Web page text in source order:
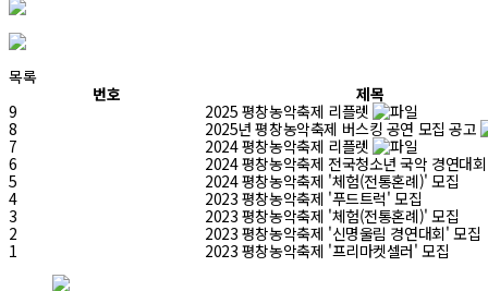
목록
번호
제목
9
2025 평창농악축제 리플렛
8
2025년 평창농악축제 버스킹 공연 모집 공고
7
2024 평창농악축제 리플렛
6
2024 평창농악축제 전국청소년 국악 경연대
5
2024 평창농악축제 '체험(전통혼례)' 모집
4
2023 평창농악축제 '푸드트럭' 모집
3
2023 평창농악축제 '체험(전통혼례)' 모집
2
2023 평창농악축제 '신명울림 경연대회' 모집
1
2023 평창농악축제 '프리마켓셀러' 모집